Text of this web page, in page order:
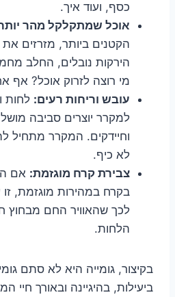
כסף, ועוד איך.
אוכל שמתקלקל מהר
הקטנים ביותר, מזרזים
הירקות נובלים, החלב
מי רוצה לזרוק אוכל? אף
עובש וריחות רעים: לחות
למקרר יוצרים סביבה
וחיידקים. המקרר מתחיל
לא כיף.
צבירת קרח מוגזמת: אם
בקרח במהירות מוגזמת, זו
לכך שהאוויר החם מבחוץ
הלחות.
בקיצור, גומייה היא לא סתם
ביעילות, בהיגיינה ובאורך חיי